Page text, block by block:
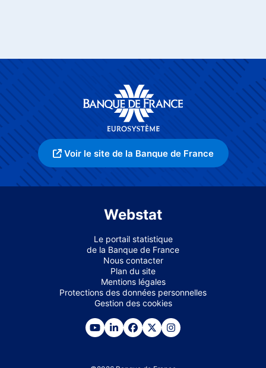
Voir le site de la Banque de France
Webstat
Le portail statistique
de la Banque de France
Nous contacter
Plan du site
Mentions légales
Protections des données personnelles
Gestion des cookies